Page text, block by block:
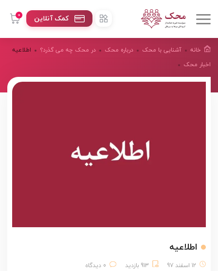
0 کمک آنلاین
خانه آشنایی با محک درباره محک
در محک چه می گذرد؟
اخبار محک
اطلاعیه
اطلاعیه
12 اسفند 97 913 بازدید 0 دیدگاه